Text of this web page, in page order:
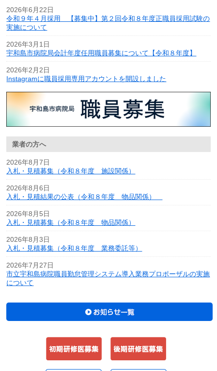
2026年6月22日
令和９年４月採用 【募集中】第２回令和８年度正職員採用試験の
実施について
2026年3月1日
宇和島市病院局会計年度任用職員募集について【令和８年度】
2026年2月2日
Instagramに職員採用専用アカウントを開設しました
業者の方へ
2026年8月7日
入札・見積募集（令和８年度 施設関係）
2026年8月6日
入札・見積結果の公表（令和８年度 物品関係）
2026年8月5日
入札・見積募集（令和８年度 物品関係）
2026年8月3日
入札・見積募集（令和８年度 業務委託等）
2026年7月27日
市立宇和島病院職員勤怠管理システム導入業務プロポーザルの実施
について